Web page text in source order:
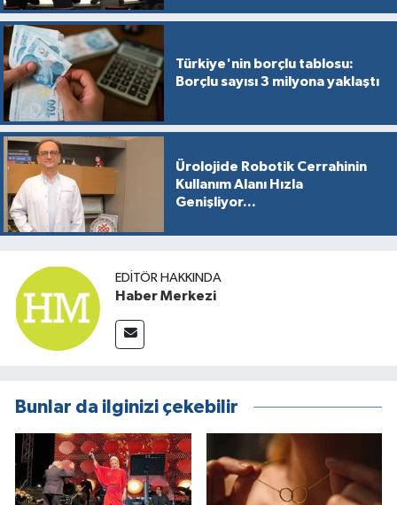
Türkiye'nin borçlu tablosu:
Borçlu sayısı 3 milyona yaklaştı
Ürolojide Robotik Cerrahinin
Kullanım Alanı Hızla
Genişliyor...
EDITÖR HAKKINDA
Haber Merkezi
Bunlar da ilginizi çekebilir